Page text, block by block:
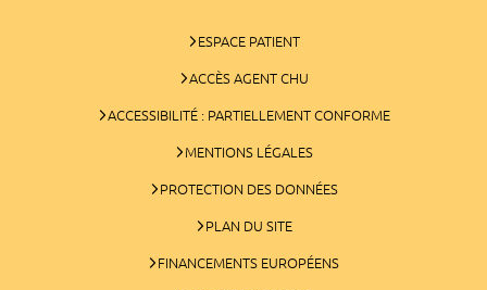
ESPACE PATIENT
ACCÈS AGENT CHU
ACCESSIBILITÉ : PARTIELLEMENT CONFORME
MENTIONS LÉGALES
PROTECTION DES DONNÉES
PLAN DU SITE
FINANCEMENTS EUROPÉENS